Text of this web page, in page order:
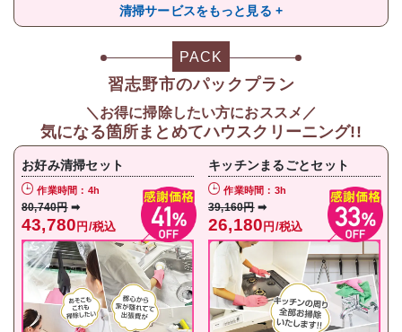
清掃サービスをもっと見る +
PACK
習志野市のパックプラン
＼お得に掃除したい方におススメ／
気になる箇所まとめてハウスクリーニング!!
お好み清掃セット
作業時間：4h
80,740円 ➡
43,780 円/税込
キッチンまるごとセット
作業時間：3h
39,160円 ➡
26,180 円/税込